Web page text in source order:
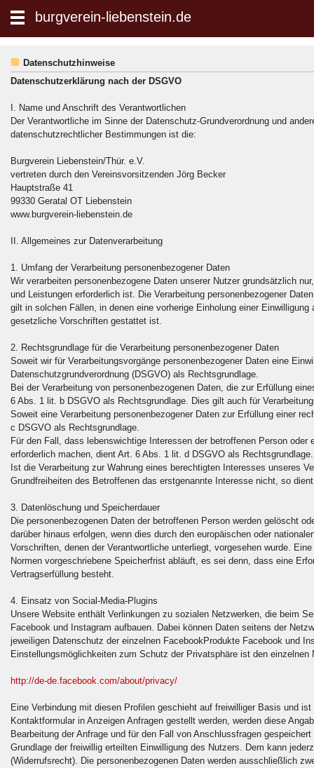
Suche: burgverein-liebenstein.de
Datenschutzhinweise
Datenschutzerklärung nach der DSGVO
I. Name und Anschrift des Verantwortlichen
Der Verantwortliche im Sinne der Datenschutz-Grundverordnung und
datenschutzrechtlicher Bestimmungen ist die:
Burgverein Liebenstein/Thür. e.V.
vertreten durch den Vereinsvorsitzenden Jörg Becker
Hauptstraße 41
99330 Geratal OT Liebenstein
www.burgverein-liebenstein.de
II. Allgemeines zur Datenverarbeitung
1. Umfang der Verarbeitung personenbezogener Daten
Wir verarbeiten personenbezogene Daten unserer Nutzer grundsätzlich
und Leistungen erforderlich ist. Die Verarbeitung personenbezogener
gilt in solchen Fällen, in denen eine vorherige Einholung einer
gesetzliche Vorschriften gestattet ist.
2. Rechtsgrundlage für die Verarbeitung personenbezogener Daten
Soweit wir für Verarbeitungsvorgänge personenbezogener Daten eine
Datenschutzgrundverordnung (DSGVO) als Rechtsgrundlage.
Bei der Verarbeitung von personenbezogenen Daten, die zur Erfüllung
6 Abs. 1 lit. b DSGVO als Rechtsgrundlage. Dies gilt auch für
Soweit eine Verarbeitung personenbezogener Daten zur Erfüllung einer
c DSGVO als Rechtsgrundlage.
Für den Fall, dass lebenswichtige Interessen der betroffenen Person
erforderlich machen, dient Art. 6 Abs. 1 lit. d DSGVO als Rechtsgrundlage.
Ist die Verarbeitung zur Wahrung eines berechtigten Interesses unseres
Grundfreiheiten des Betroffenen das erstgenannte Interesse nicht, so
3. Datenlöschung und Speicherdauer
Die personenbezogenen Daten der betroffenen Person werden gelöscht
darüber hinaus erfolgen, wenn dies durch den europäischen oder
Vorschriften, denen der Verantwortliche unterliegt, vorgesehen wurde.
Normen vorgeschriebene Speicherfrist abläuft, es sei denn, dass eine
Vertragserfüllung besteht.
4. Einsatz von Social-Media-Plugins
Unsere Website enthält Verlinkungen zu sozialen Netzwerken, die beim
Facebook und Instagram aufbauen. Dabei können Daten seitens der
jeweiligen Datenschutz der einzelnen FacebookProdukte Facebook und
Einstellungsmöglichkeiten zum Schutz der Privatsphäre ist den
http://de-de.facebook.com/about/privacy/
Eine Verbindung mit diesen Profilen geschieht auf freiwilliger Basis und
Kontaktformular in Anzeigen Anfragen gestellt werden, werden diese
Bearbeitung der Anfrage und für den Fall von Anschlussfragen
Grundlage der freiwillig erteilten Einwilligung des Nutzers. Dem kann
(Widerrufsrecht). Die personenbezogenen Daten werden ausschließlich